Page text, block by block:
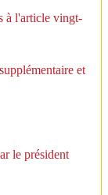
à l'article vingt-
et
le président